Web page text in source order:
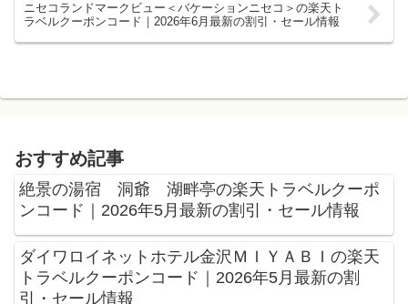
ニセコランドマークビュー＜バケーションニセコ＞の楽天ト
ラベルクーポンコード｜2026年6月最新の割引・セール情報
おすすめ記事
絶景の湯宿 洞爺 湖畔亭の楽天トラベルクーポ
ンコード｜2026年5月最新の割引・セール情報
ダイワロイネットホテル金沢ＭＩＹＡＢＩの楽天
トラベルクーポンコード｜2026年5月最新の割
引・セール情報